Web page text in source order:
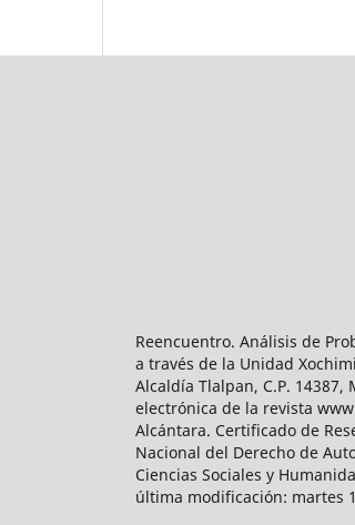
Reencuentro. Análisis de
a través de la Unidad
Alcaldía Tlalpan, C.P. 14387,
electrónica de la revista
Alcántara. Certificado de
Nacional del Derecho de
Ciencias Sociales y
última modificación: martes